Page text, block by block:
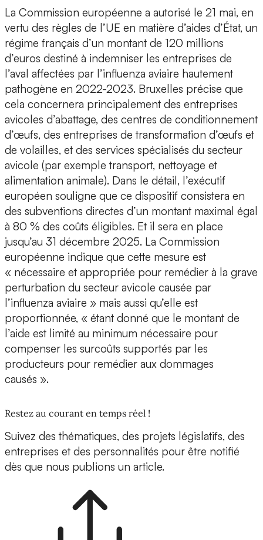
La Commission européenne a autorisé le 21 mai, en
vertu des règles de l’UE en matière d’aides d’État, un
régime français d’un montant de 120 millions
d’euros destiné à indemniser les entreprises de
l’aval affectées par l’influenza aviaire hautement
pathogène en 2022-2023. Bruxelles précise que
cela concernera principalement des entreprises
avicoles d’abattage, des centres de conditionnement
d’œufs, des entreprises de transformation d’œufs et
de volailles, et des services spécialisés du secteur
avicole (par exemple transport, nettoyage et
alimentation animale). Dans le détail, l’exécutif
européen souligne que ce dispositif consistera en
des subventions directes d’un montant maximal égal
à 80 % des coûts éligibles. Et il sera en place
jusqu’au 31 décembre 2025. La Commission
européenne indique que cette mesure est
« nécessaire et appropriée pour remédier à la grave
perturbation du secteur avicole causée par
l’influenza aviaire » mais aussi qu’elle est
proportionnée, « étant donné que le montant de
l’aide est limité au minimum nécessaire pour
compenser les surcoûts supportés par les
producteurs pour remédier aux dommages
causés ».
Restez au courant en temps réel !
Suivez des thématiques, des projets législatifs, des
entreprises et des personnalités pour être notifié
dès que nous publions un article.